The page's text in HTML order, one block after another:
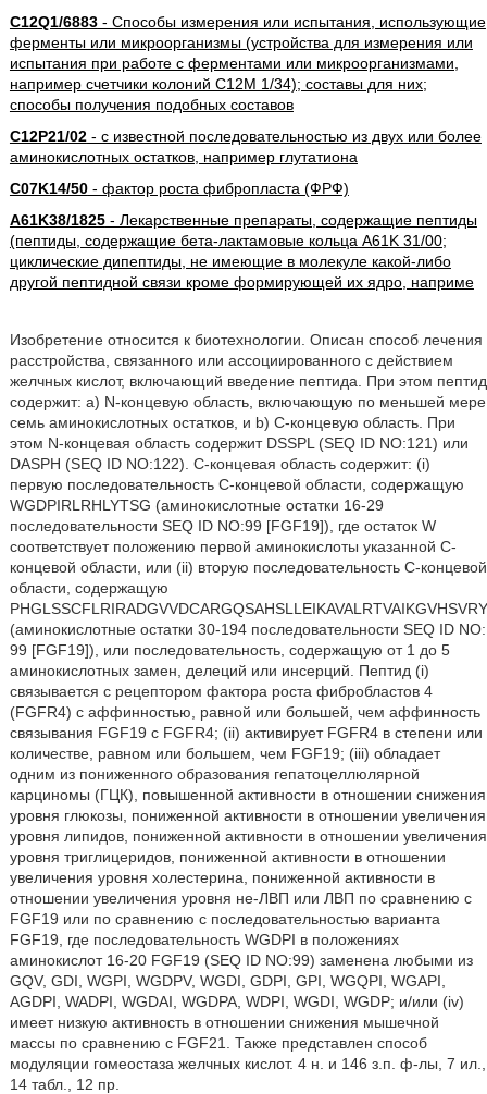
C12Q1/6883- Способы измерения или испытания, использующие
ферменты или микроорганизмы (устройства для измерения или
испытания при работе с ферментами или микроорганизмами,
например счетчики колоний C12M 1/34); составы для них;
способы получения подобных составов
C12P21/02- с известной последовательностью из двух или более
аминокислотных остатков, например глутатиона
C07K14/50- фактор роста фибропласта (ФРФ)
A61K38/1825- Лекарственные препараты, содержащие пептиды
(пептиды, содержащие бета-лактамовые кольца A61K 31/00;
циклические дипептиды, не имеющие в молекуле какой-либо
другой пептидной связи кроме формирующей их ядро, наприме
Изобретение относится к биотехнологии. Описан способ лечения
расстройства, связанного или ассоциированного с действием
желчных кислот, включающий введение пептида. При этом пептид
содержит: a) N-концевую область, включающую по меньшей мере
семь аминокислотных остатков, и b) C-концевую область. При
этом N-концевая область содержит DSSPL (SEQ ID NO:121) или
DASPH (SEQ ID NO:122). C-концевая область содержит: (i)
первую последовательность С-концевой области, содержащую
WGDPIRLRHLYTSG (аминокислотные остатки 16-29
последовательности SEQ ID NO:99 [FGF19]), где остаток W
соответствует положению первой аминокислоты указанной С-
концевой области, или (ii) вторую последовательность С-концевой
области, содержащую
(аминокислотные остатки 30-194 последовательности SEQ ID NO:
99 [FGF19]), или последовательность, содержащую от 1 до 5
аминокислотных замен, делеций или инсерций. Пептид (i)
связывается с рецептором фактора роста фибробластов 4
(FGFR4) c аффинностью, равной или большей, чем аффинность
связывания FGF19 с FGFR4; (ii) активирует FGFR4 в степени или
количестве, равном или большем, чем FGF19; (iii) обладает
одним из пониженного образования гепатоцеллюлярной
карциномы (ГЦК), повышенной активности в отношении снижения
уровня глюкозы, пониженной активности в отношении увеличения
уровня липидов, пониженной активности в отношении увеличения
уровня триглицеридов, пониженной активности в отношении
увеличения уровня холестерина, пониженной активности в
отношении увеличения уровня не-ЛВП или ЛВП по сравнению с
FGF19 или по сравнению с последовательностью варианта
FGF19, где последовательность WGDPI в положениях
аминокислот 16-20 FGF19 (SEQ ID NO:99) заменена любыми из
GQV, GDI, WGPI, WGDPV, WGDI, GDPI, GPI, WGQPI, WGAPI,
AGDPI, WADPI, WGDAI, WGDPA, WDPI, WGDI, WGDP; и/или (iv)
имеет низкую активность в отношении снижения мышечной
массы по сравнению с FGF21. Также представлен способ
модуляции гомеостаза желчных кислот. 4 н. и 146 з.п. ф-лы, 7 ил.,
14 табл., 12 пр.